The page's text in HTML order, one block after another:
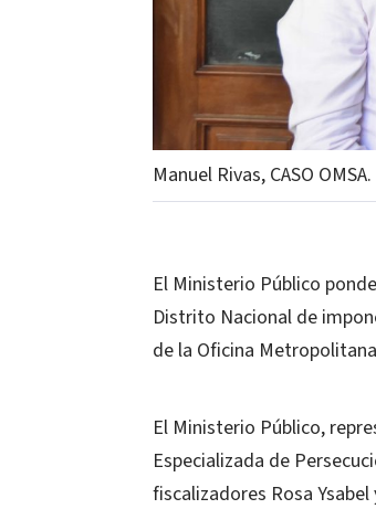
Manuel Rivas, CASO OMSA.
El Ministerio Público
Distrito Nacional de
de la Oficina
El Ministerio Público,
Especializada de
fiscalizadores Rosa